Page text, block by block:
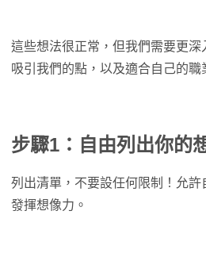
這些想法很正常，但我們需要更
吸引我們的點，以及適合自己的職
步驟1：自由列出你的
列出清單，不要設任何限制！允
發揮想像力。